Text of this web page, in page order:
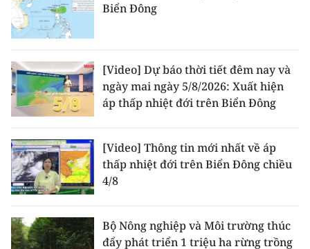
Biển Đông
[Video] Dự báo thời tiết đêm nay và
ngày mai ngày 5/8/2026: Xuất hiện
áp thấp nhiệt đới trên Biển Đông
[Video] Thông tin mới nhất về áp
thấp nhiệt đới trên Biển Đông chiều
4/8
Bộ Nông nghiệp và Môi trường thúc
đẩy phát triển 1 triệu ha rừng trồng